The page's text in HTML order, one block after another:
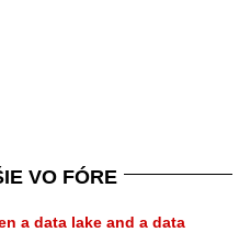
VO FÓRE
a data lake and a data